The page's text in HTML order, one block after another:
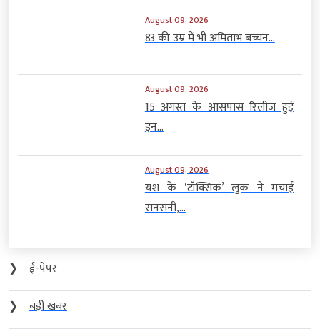
August 09, 2026
83 की उम्र में भी अमिताभ बच्चन...
August 09, 2026
15 अगस्त के आसपास रिलीज हुई
इन...
August 09, 2026
यश के ‘टॉक्सिक’ लुक ने मचाई
सनसनी,...
❯
ई-पेपर
❯
बड़ी खबर